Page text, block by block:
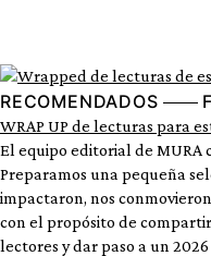
RECOMENDADOS
WRAP UP de lecturas para
El equipo editorial de MURA
Preparamos una pequeña
impactaron, nos
con el propósito de
lectores y dar paso a un